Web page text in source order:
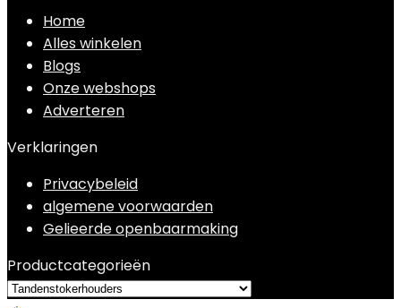
Home
Alles winkelen
Blogs
Onze webshops
Adverteren
Verklaringen
Privacybeleid
algemene voorwaarden
Gelieerde openbaarmaking
Productcategorieën